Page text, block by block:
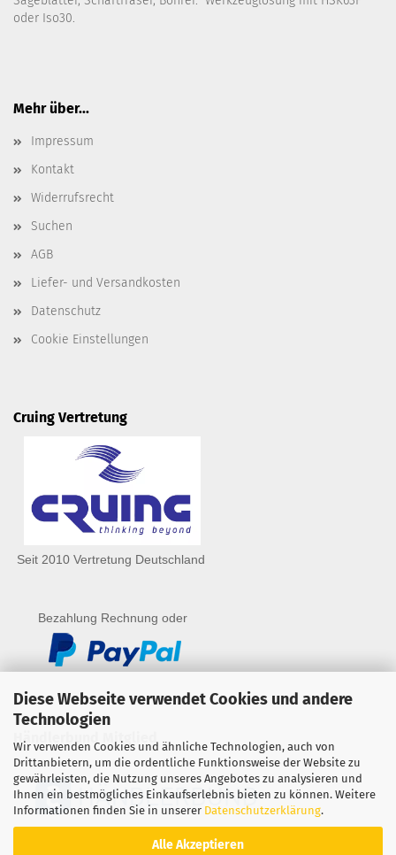
Diese Webseite verwendet Cookies und andere
Technologien
Wir verwenden Cookies und ähnliche Technologien, auch von
Drittanbietern, um die ordentliche Funktionsweise der Website zu
gewährleisten, die Nutzung unseres Angebotes zu analysieren und
Ihnen ein bestmögliches Einkaufserlebnis bieten zu können. Weitere
Informationen finden Sie in unserer Datenschutzerklärung.
Alle Akzeptieren
oder Iso30.
Mehr über...
Impressum
Kontakt
Widerrufsrecht
Suchen
AGB
Liefer- und Versandkosten
Datenschutz
Cookie Einstellungen
Cruing Vertretung
Seit 2010 Vertretung Deutschland
Bezahlung Rechnung oder
Händlerbund Mitglied